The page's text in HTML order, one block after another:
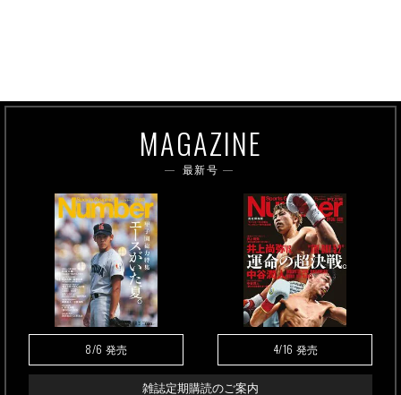
MAGAZINE
最新号
8/6 発売 4/16 発売
雑誌定期購読のご案内